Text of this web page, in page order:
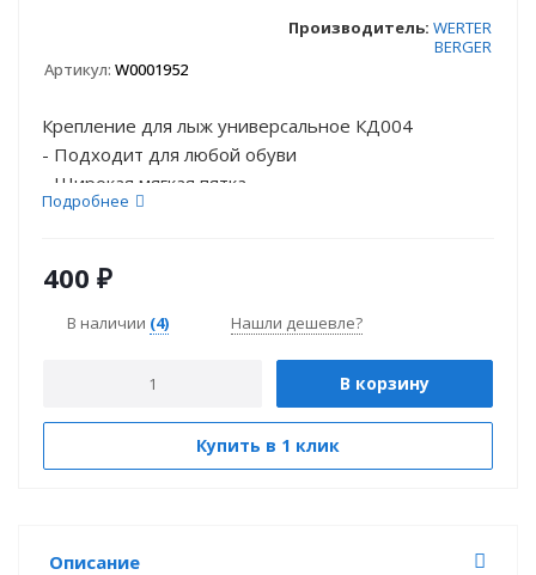
Артикул: W0001952
Производитель: WERTER
BERGER
Крепление для лыж универсальное КД004
- Подходит для любой обуви
- Широкая мягкая пятка
- ...
Подробнее
400 ₽
В наличии (4) Нашли дешевле?
В корзину
Купить в 1 клик
Описание